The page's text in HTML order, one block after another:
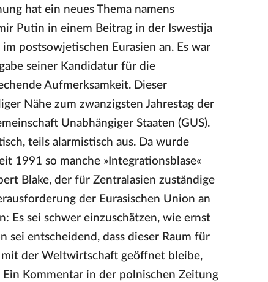
hat ein neues Thema namens
Putin in einem Beitrag in der Iswestija
postsowjetischen Eurasien an. Es war
seiner Kandidatur für die
Aufmerksamkeit. Dieser
Nähe zum zwanzigsten Jahrestag der
Unabhängiger Staaten (GUS).
teils alarmistisch aus. Da wurde
1991 so manche »Integrationsblase«
Blake, der für Zentralasien zuständige
der Eurasischen Union an
Es sei schwer einzuschätzen, wie ernst
sei entscheidend, dass dieser Raum für
der Weltwirtschaft geöffnet bleibe,
Kommentar in der polnischen Zeitung